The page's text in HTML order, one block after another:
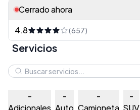
Cerrado ahora
4.8
(657)
Servicios
-
Adicionales
-
Auto
-
Camioneta
-
SUV